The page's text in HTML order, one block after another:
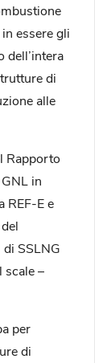
essere gli
dell’intera
di
alle
Rapporto
in
REF-E e
SSLNG
scale –
per
di